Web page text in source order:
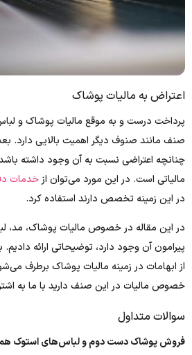
اعتراض به مالیات پوشاک
پرداخت درست و به موقع مالیات پوشاک و
صنف مانند صنوف دیگر اهمیت بالایی دارد. بعد
چنانچه اعتراضی نسبت به آن وجود داشته
مالیاتی است. در این مورد می‌توان ازخدمات
در این زمینه تخصص دارند استفاده کرد.
در این مقاله در خصوص مالیات پوشاک، مد،
پیرامون آن وجود دارد، توضیحاتی ارائه
از ابهامات در زمینه مالیات پوشاک برطرف
خصوص مالیات در این صنف دارید با ما به
سوالات متداول
فروش پوشاک دست دوم و لباس‌های استوک هم